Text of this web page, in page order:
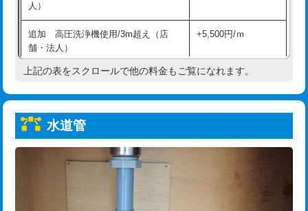
業)
給水管工事※（塩ビ管（VP・HI）使
用/3ｍまで)
33,000円
給水管工事※（塩ビ管（VP・HI）使
+8,800円
給水管工事※（ライニング鋼管・銅
管・ポリ管・HT管使用/3ｍまで)
給水管工事※（ライニング鋼管・銅
管・ポリ管・HT管使用/3ｍ超え)
排水管工事（土の掘削・埋め戻し作
11,000円~
人）
追加 高圧洗浄機使用/3m超え（店
舗・法人）
+5,500円/ｍ
高度高圧洗浄換 現地調査
トーラー機使用/3mまで
追加トーラー機使用/3m超え
33,000円
上記の表をスクロールで他の料金もご覧になれます。
水道管